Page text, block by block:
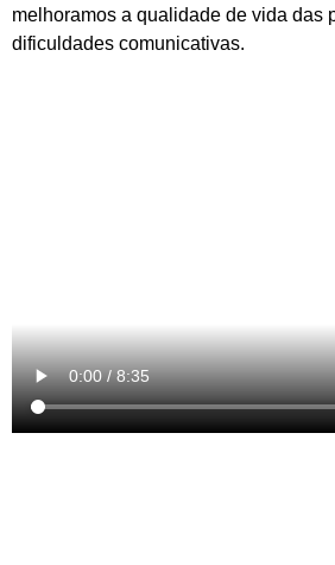
melhoramos a qualidade de vida das
dificuldades comunicativas.